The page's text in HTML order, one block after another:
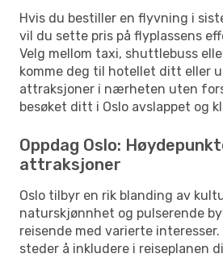
Hvis du bestiller en flyvning i
vil du sette pris på flyplassens
Velg mellom taxi, shuttlebuss
komme deg til hotellet ditt eller
attraksjoner i nærheten uten
besøket ditt i Oslo avslappet og
Oppdag Oslo:
attraksjoner
Oslo tilbyr en rik blanding av
naturskjønnhet og pulserende
reisende med varierte
steder å inkludere i reiseplanen